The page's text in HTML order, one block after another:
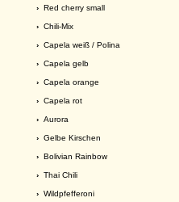
› Red cherry small
› Chili-Mix
› Capela weiß / Polina
› Capela gelb
› Capela orange
› Capela rot
› Aurora
› Gelbe Kirschen
› Bolivian Rainbow
› Thai Chili
› Wildpfefferoni